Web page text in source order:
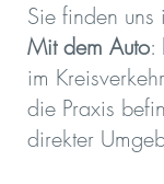
Sie finden uns
Mit dem Auto:
im
die Praxis
direkter